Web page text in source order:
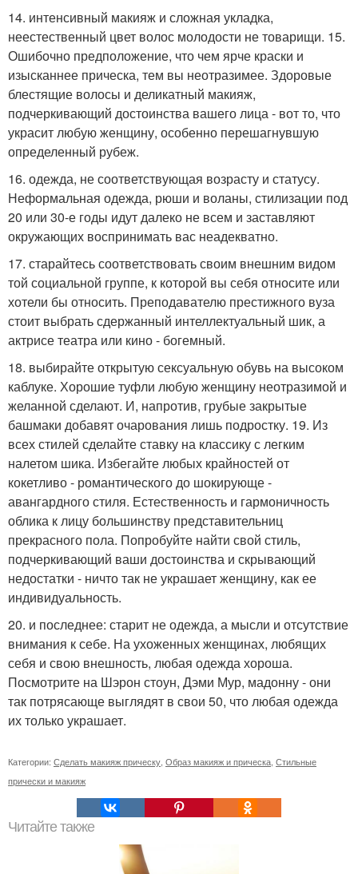
14. интенсивный макияж и сложная укладка,
неестественный цвет волос молодости не товарищи. 15.
Ошибочно предположение, что чем ярче краски и
изысканнее прическа, тем вы неотразимее. Здоровые
блестящие волосы и деликатный макияж,
подчеркивающий достоинства вашего лица - вот то, что
украсит любую женщину, особенно перешагнувшую
определенный рубеж.
16. одежда, не соответствующая возрасту и статусу.
Неформальная одежда, рюши и воланы, стилизации под
20 или 30-е годы идут далеко не всем и заставляют
окружающих воспринимать вас неадекватно.
17. старайтесь соответствовать своим внешним видом
той социальной группе, к которой вы себя относите или
хотели бы относить. Преподавателю престижного вуза
стоит выбрать сдержанный интеллектуальный шик, а
актрисе театра или кино - богемный.
18. выбирайте открытую сексуальную обувь на высоком
каблуке. Хорошие туфли любую женщину неотразимой и
желанной сделают. И, напротив, грубые закрытые
башмаки добавят очарования лишь подростку. 19. Из
всех стилей сделайте ставку на классику с легким
налетом шика. Избегайте любых крайностей от
кокетливо - романтического до шокирующе -
авангардного стиля. Естественность и гармоничность
облика к лицу большинству представительниц
прекрасного пола. Попробуйте найти свой стиль,
подчеркивающий ваши достоинства и скрывающий
недостатки - ничто так не украшает женщину, как ее
индивидуальность.
20. и последнее: старит не одежда, а мысли и отсутствие
внимания к себе. На ухоженных женщинах, любящих
себя и свою внешность, любая одежда хороша.
Посмотрите на Шэрон стоун, Дэми Мур, мадонну - они
так потрясающе выглядят в свои 50, что любая одежда
их только украшает.
Категории: Сделать макияж прическу Образ макияж и прическа Стильные
прически и макияж
Читайте также